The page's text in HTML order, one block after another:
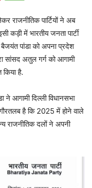
राजनीतिक पार्टियों ने अब
कड़ी में भारतीय जनता पार्टी
पांडा को अपना प्रदेश
सांसद अतुल गर्ग को आगामी
किया है.
ने आगामी दिल्ली विधानसभा
है कि 2025 में होने वाले
राजनीतिक दलों ने अपनी